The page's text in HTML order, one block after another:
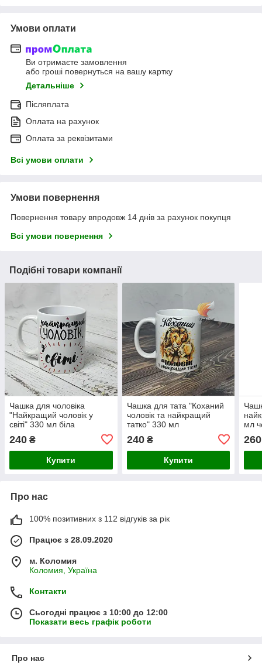
Умови оплати
Ви отримаєте замовлення
або гроші повернуться на вашу картку
Детальніше
Післяплата
Оплата на рахунок
Оплата за реквізитами
Всі умови оплати
Умови повернення
Повернення товару впродовж 14 днів за рахунок покупця
Всі умови повернення
Подібні товари компанії
Чашка для чоловіка
"Найкращий чоловік у
світі" 330 мл біла
240 ₴
Купити
Чашка для тата "Коханий
чоловік та найкращий
татко" 330 мл
240₴
Купити
мл
260
Про нас
100% позитивних з 112 відгуків за рік
Працює з 28.09.2020
м. Коломия
Коломия, Україна
Контакти
Сьогодні працює з 10:00 до 12:00
Показати весь графік роботи
Про нас